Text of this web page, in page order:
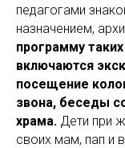
педагогами
назначением,
программу
включаются
посещение
звона, беседы
храма. Дети при
своих мам, пап и